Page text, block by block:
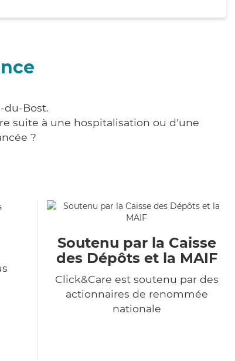
du-Bost.
suite à une hospitalisation ou d'une
?
Soutenu par la Caisse
des Dépôts et la MAIF
Click&Care est soutenu par des
actionnaires de renommée
nationale